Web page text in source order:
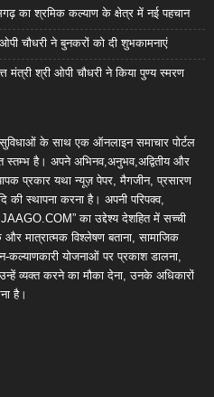
का श्रमिक कल्याण के क्षेत्र में नई पहचान
चौधरी ने बुनकरों को दी शुभकामनाएं
मंत्री श्री ओपी चौधरी ने किया पुण्य स्मरण
के साथ एक ऑनलाइन समाचार पोर्टल
स्तम्भ है। अपने अभिनव,अनुभव,अद्वितीय और
प्रकार यथा न्यूज़ पेपर, मैगजीन, प्रसारण
की स्थापना करना है। अपनी परिपक्व,
का उद्देश्य देशहित में सच्ची
मात्रात्मक विश्लेषण बताना, सामाजिक
योजनाओं पर प्रकाश डालना,
व्यक्त करने का मौका देना, उनके अधिकारों
है।